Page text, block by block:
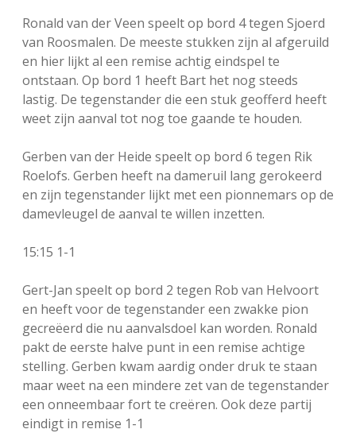
Ronald van der Veen speelt op bord 4 tegen Sjoerd
van Roosmalen. De meeste stukken zijn al afgeruild
en hier lijkt al een remise achtig eindspel te
ontstaan. Op bord 1 heeft Bart het nog steeds
lastig. De tegenstander die een stuk geofferd heeft
weet zijn aanval tot nog toe gaande te houden.
Gerben van der Heide speelt op bord 6 tegen Rik
Roelofs. Gerben heeft na dameruil lang gerokeerd
en zijn tegenstander lijkt met een pionnemars op de
damevleugel de aanval te willen inzetten.
15:15 1-1
Gert-Jan speelt op bord 2 tegen Rob van Helvoort
en heeft voor de tegenstander een zwakke pion
gecreëerd die nu aanvalsdoel kan worden. Ronald
pakt de eerste halve punt in een remise achtige
stelling. Gerben kwam aardig onder druk te staan
maar weet na een mindere zet van de tegenstander
een onneembaar fort te creëren. Ook deze partij
eindigt in remise 1-1